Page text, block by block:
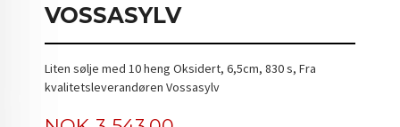
VOSSASYLV
Liten sølje med 10 heng Oksidert, 6,5cm, 830 s, Fra
kvalitetsleverandøren Vossasylv